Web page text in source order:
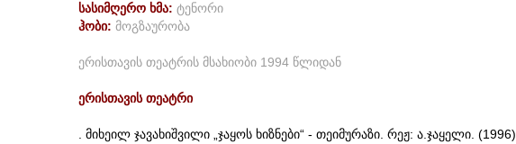
სასიმღერო ხმა: ტენორი
ჰობი: მოგზაურობა
ერისთავის თეატრის მსახიობი 1994 წლიდან
ერისთავის თეატრი
. მიხეილ ჯავახიშვილი „ჯაყოს ხიზნები“ - თეიმურაზი. რეჟ: ა.ჯაყელი. (1996)